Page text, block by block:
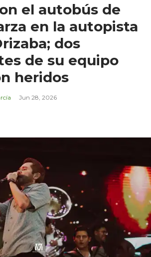
el autobús de
en la autopista
dos
de su equipo
heridos
Jun 28, 2026